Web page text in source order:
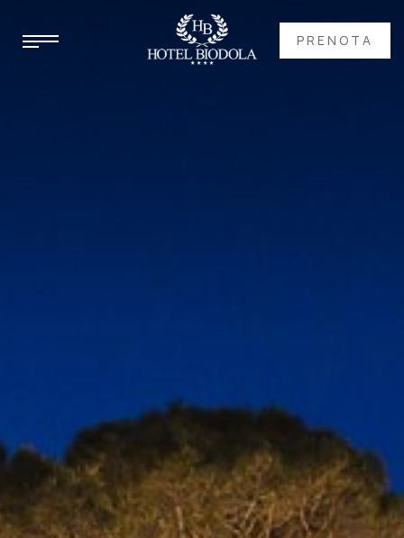
PRENOTA